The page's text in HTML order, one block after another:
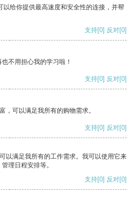
以给你提供最高速度和安全性的连接，并帮
支持[0] 反对[0]
不用担心我的学习啦！
支持[0] 反对[0]
，可以满足我所有的购物需求。
支持[0] 反对[0]
以满足我所有的工作需求。我可以使用它来
理日程安排等。
支持[0] 反对[0]